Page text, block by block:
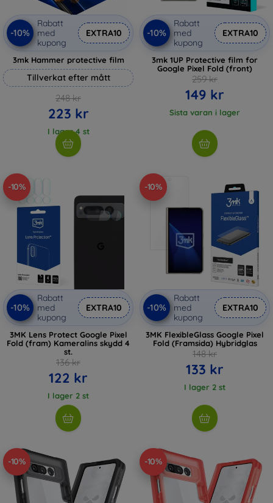
-10%
Rabatt
med
kupong
EXTRA10
3mk Hammer protective film
Tillverkat efter mått
248 kr
223 kr
I lager 4 st
-10%
Rabatt
med
kupong
EXTRA10
3mk 1UP Protective film for
Google Pixel Fold (front)
259 kr
149 kr
Sista varan i lager
-10%
-10%
Rabatt
med
kupong
EXTRA10
3MK Lens Protect Google Pixel
Fold (fram) Kameralins skydd 4
st.
136 kr
122 kr
I lager 2 st
-10%
-10%
Rabatt
med
kupong
EXTRA10
3MK FlexibleGlass Google Pixel
Fold (Framsida) Hybridglas
148 kr
133 kr
I lager 2 st
-10% -10%